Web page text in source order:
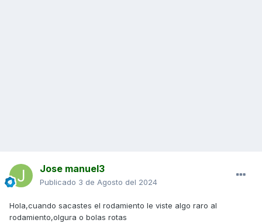
Jose manuel3
Publicado 3 de Agosto del 2024
Hola,cuando sacastes el rodamiento le viste algo raro al
rodamiento,olgura o bolas rotas